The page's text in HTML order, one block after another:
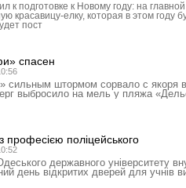
к подготовке к Новому году: на
красавицу-елку, которая в этом году
пост
спасен
сильным штормом сорвало с якоря
выбросило на мель у пляжа
професією поліцейського
державного університету
день відкритих дверей для учнів